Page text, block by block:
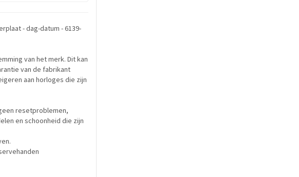
- dag-datum - 6139-
van het merk. Dit kan
van de fabrikant
aan horloges die zijn
resetproblemen,
en schoonheid die zijn